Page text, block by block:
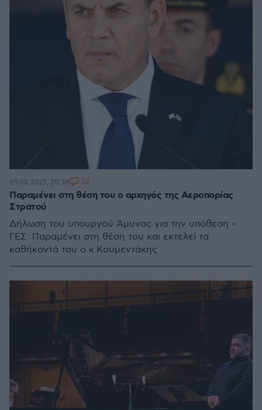
Παραμένει στη θέση του ο αρχηγός της Αεροπορίας
Στρατού
Δήλωση του υπουργού Άμυνας για την υπόθεση -
ΓΕΣ: Παραμένει στη θέση του και εκτελεί τα
καθήκοντά του ο κ.Κουμεντάκης
09.08.2021, 20:38 32